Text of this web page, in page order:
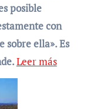
posible
con
sobre ella». Es
Leer más